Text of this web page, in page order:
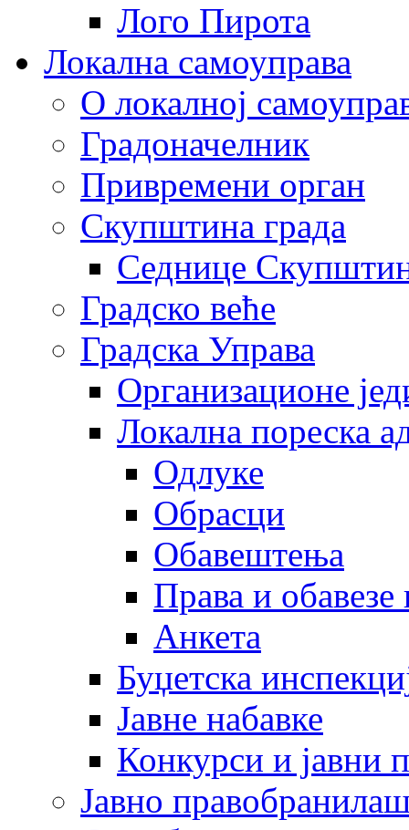
Лого Пирота
Локална самоуправа
О локалној
Градоначелник
Привремени орган
Скупштина града
Седнице
Градско веће
Градска Управа
Организационе
Локална пореска
Одлуке
Обрасци
Обавештења
Права и
Анкета
Буџетска
Јавне набавке
Конкурси и јавни
Јавно